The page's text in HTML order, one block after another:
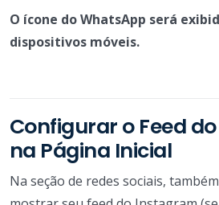
O ícone do WhatsApp será
dispositivos móveis.
Configurar o Feed
na Página Inicial
Na seção de redes sociais,